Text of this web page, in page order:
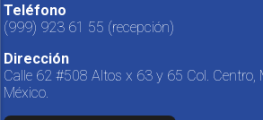
Teléfono
(999) 923 61 55 (recepción)
Dirección
Calle 62 #508 Altos x 63 y 65 Col. Centro,
México.